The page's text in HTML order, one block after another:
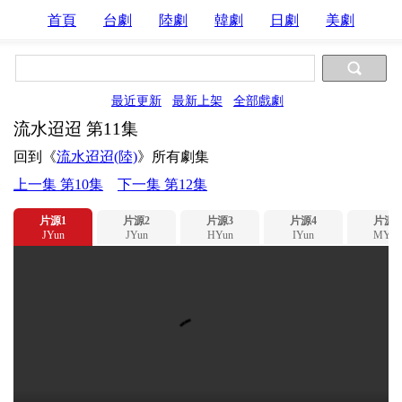
首頁 台劇 陸劇 韓劇 日劇 美劇
最近更新 最新上架 全部戲劇
流水迢迢 第11集
回到《流水迢迢(陸)》所有劇集
上一集 第10集
下一集 第12集
片源1
JYun
片源2
JYun
片源3
HYun
片源4
IYun
片源5
MYun